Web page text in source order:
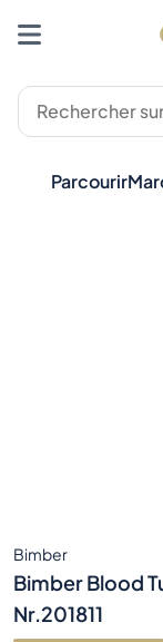
Parcourir
Bimber
Bimber Blood
Nr.201811